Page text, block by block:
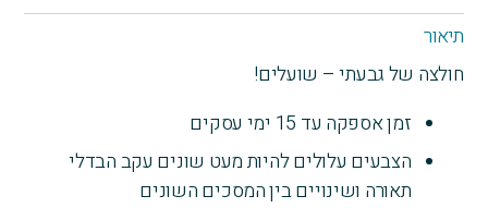
תיאור
חולצה של גבעתי – שועלים!
זמן אספקה עד 15 ימי עסקים
הצבעים עלולים להיות מעט שונים עקב הבדלי
תאורה ושינויים בין המסכים השונים